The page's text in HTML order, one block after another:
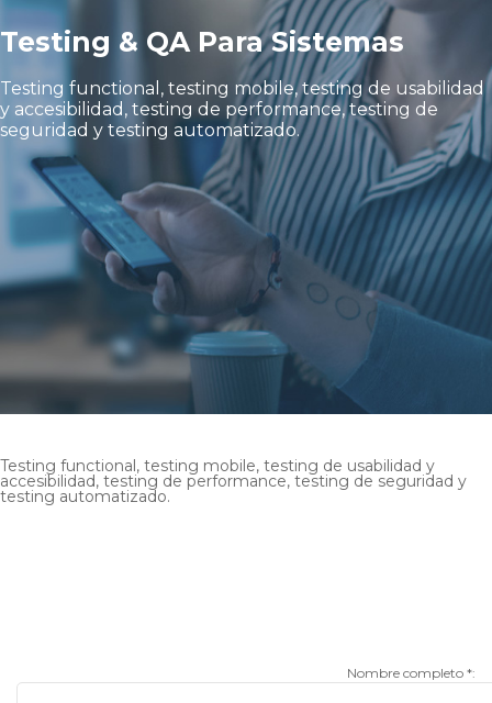
Mesa de Ayuda
Intranet
Politica de Seguridad de la Informacion
Politica de tratamiento de proteccion de Datos
Testing & QA Para Sistemas
Testing functional, testing mobile, testing de usabilidad
y accesibilidad, testing de performance, testing de
seguridad y testing automatizado.
Testing functional, testing mobile, testing de usabilidad y
accesibilidad, testing de performance, testing de seguridad y
testing automatizado.
Nombre completo *: